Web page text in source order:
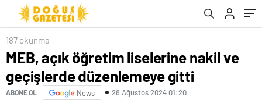
187 okunma
MEB, açık öğretim liselerine nakil ve
geçişlerde düzenlemeye gitti
ABONE OL News 28 Ağustos 2024 01:20